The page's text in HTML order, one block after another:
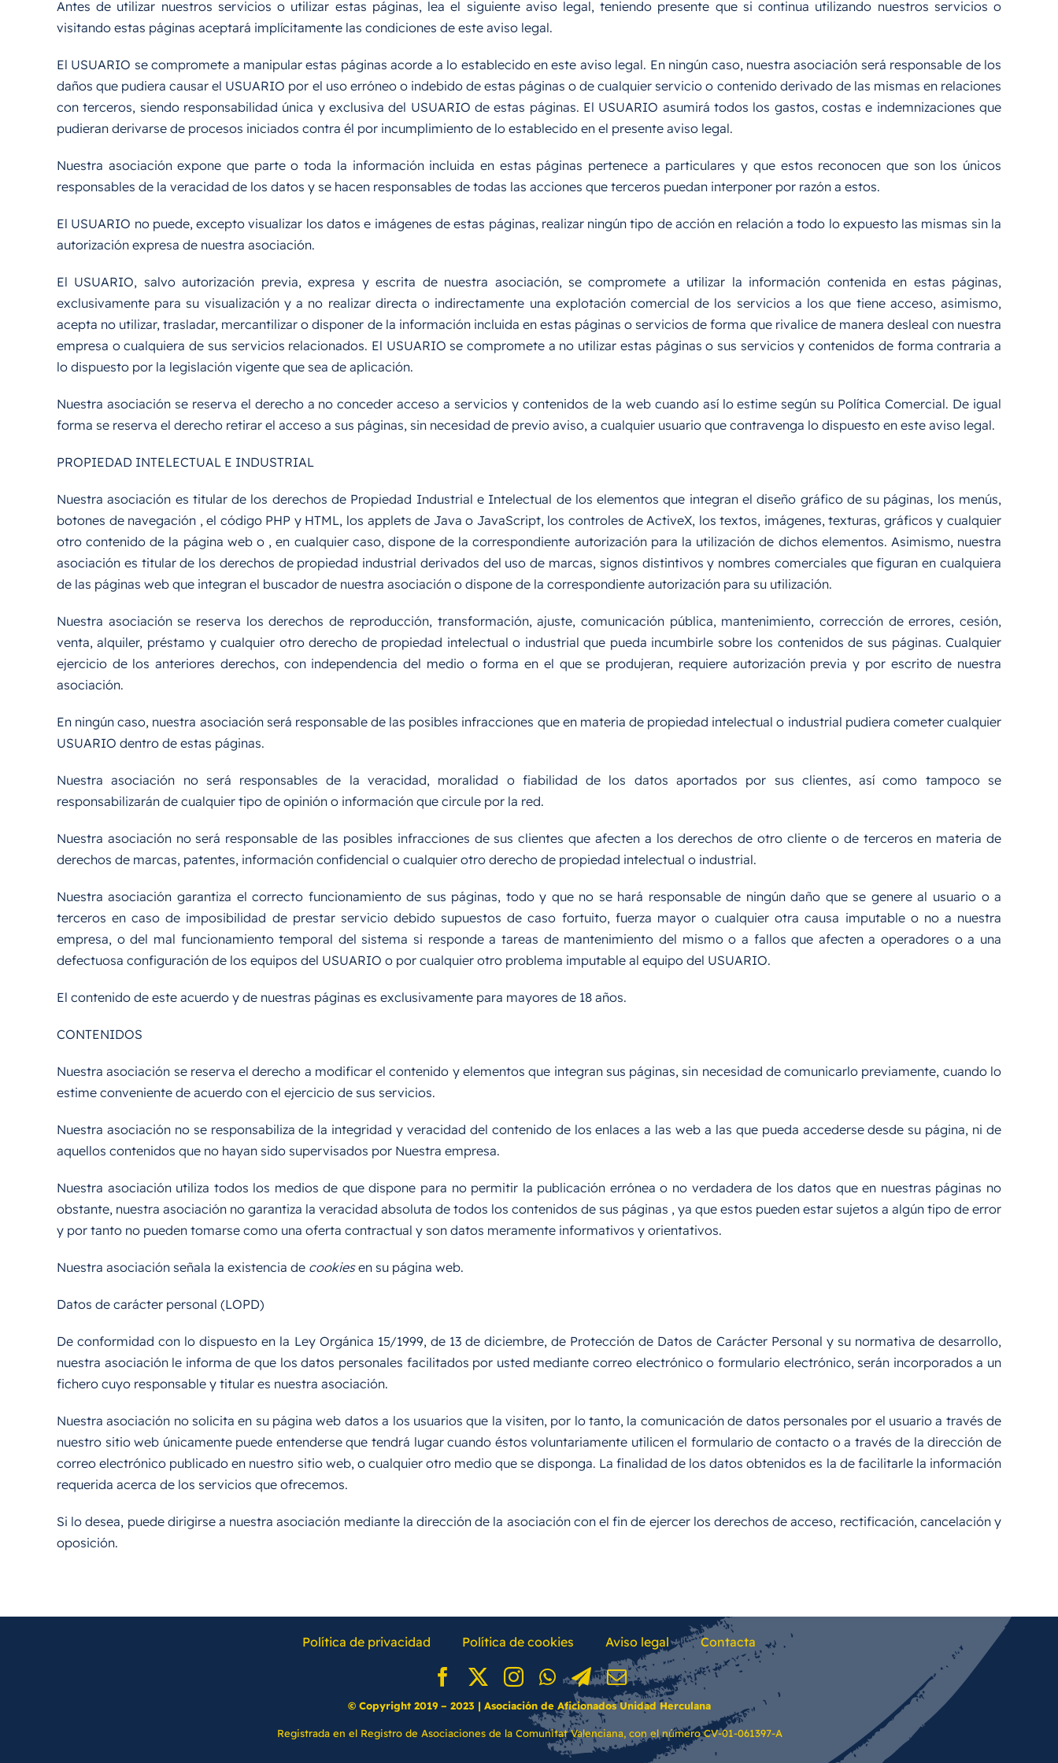
Antes de utilizar nuestros servicios o utilizar estas páginas, lea el siguiente aviso legal, teniendo presente que si continua utilizando nuestros servicios o
visitando estas páginas aceptará implícitamente las condiciones de este aviso legal.
El USUARIO se compromete a manipular estas páginas acorde a lo establecido en este aviso legal. En ningún caso, nuestra asociación será responsable de los
daños que pudiera causar el USUARIO por el uso erróneo o indebido de estas páginas o de cualquier servicio o contenido derivado de las mismas en relaciones
con terceros, siendo responsabilidad única y exclusiva del USUARIO de estas páginas. El USUARIO asumirá todos los gastos, costas e indemnizaciones que
pudieran derivarse de procesos iniciados contra él por incumplimiento de lo establecido en el presente aviso legal.
Nuestra asociación expone que parte o toda la información incluida en estas páginas pertenece a particulares y que estos reconocen que son los únicos
responsables de la veracidad de los datos y se hacen responsables de todas las acciones que terceros puedan interponer por razón a estos.
El USUARIO no puede, excepto visualizar los datos e imágenes de estas páginas, realizar ningún tipo de acción en relación a todo lo expuesto las mismas sin la
autorización expresa de nuestra asociación.
El USUARIO, salvo autorización previa, expresa y escrita de nuestra asociación, se compromete a utilizar la información contenida en estas páginas,
exclusivamente para su visualización y a no realizar directa o indirectamente una explotación comercial de los servicios a los que tiene acceso, asimismo,
acepta no utilizar, trasladar, mercantilizar o disponer de la información incluida en estas páginas o servicios de forma que rivalice de manera desleal con nuestra
empresa o cualquiera de sus servicios relacionados. El USUARIO se compromete a no utilizar estas páginas o sus servicios y contenidos de forma contraria a
lo dispuesto por la legislación vigente que sea de aplicación.
Nuestra asociación se reserva el derecho a no conceder acceso a servicios y contenidos de la web cuando así lo estime según su Política Comercial. De igual
forma se reserva el derecho retirar el acceso a sus páginas, sin necesidad de previo aviso, a cualquier usuario que contravenga lo dispuesto en este aviso legal.
PROPIEDAD INTELECTUAL E INDUSTRIAL
Nuestra asociación es titular de los derechos de Propiedad Industrial e Intelectual de los elementos que integran el diseño gráfico de su páginas, los menús,
botones de navegación , el código PHP y HTML, los applets de Java o JavaScript, los controles de ActiveX, los textos, imágenes, texturas, gráficos y cualquier
otro contenido de la página web o , en cualquier caso, dispone de la correspondiente autorización para la utilización de dichos elementos. Asimismo, nuestra
asociación es titular de los derechos de propiedad industrial derivados del uso de marcas, signos distintivos y nombres comerciales que figuran en cualquiera
de las páginas web que integran el buscador de nuestra asociación o dispone de la correspondiente autorización para su utilización.
Nuestra asociación se reserva los derechos de reproducción, transformación, ajuste, comunicación pública, mantenimiento, corrección de errores, cesión,
venta, alquiler, préstamo y cualquier otro derecho de propiedad intelectual o industrial que pueda incumbirle sobre los contenidos de sus páginas. Cualquier
ejercicio de los anteriores derechos, con independencia del medio o forma en el que se produjeran, requiere autorización previa y por escrito de nuestra
asociación.
En ningún caso, nuestra asociación será responsable de las posibles infracciones que en materia de propiedad intelectual o industrial pudiera cometer cualquier
USUARIO dentro de estas páginas.
Nuestra asociación no será responsables de la veracidad, moralidad o fiabilidad de los datos aportados por sus clientes, así como tampoco se
responsabilizarán de cualquier tipo de opinión o información que circule por la red.
Nuestra asociación no será responsable de las posibles infracciones de sus clientes que afecten a los derechos de otro cliente o de terceros en materia de
derechos de marcas, patentes, información confidencial o cualquier otro derecho de propiedad intelectual o industrial.
Nuestra asociación garantiza el correcto funcionamiento de sus páginas, todo y que no se hará responsable de ningún daño que se genere al usuario o a
terceros en caso de imposibilidad de prestar servicio debido supuestos de caso fortuito, fuerza mayor o cualquier otra causa imputable o no a nuestra
empresa, o del mal funcionamiento temporal del sistema si responde a tareas de mantenimiento del mismo o a fallos que afecten a operadores o a una
defectuosa configuración de los equipos del USUARIO o por cualquier otro problema imputable al equipo del USUARIO.
El contenido de este acuerdo y de nuestras páginas es exclusivamente para mayores de 18 años.
CONTENIDOS
Nuestra asociación se reserva el derecho a modificar el contenido y elementos que integran sus páginas, sin necesidad de comunicarlo previamente, cuando lo
estime conveniente de acuerdo con el ejercicio de sus servicios.
Nuestra asociación no se responsabiliza de la integridad y veracidad del contenido de los enlaces a las web a las que pueda accederse desde su página, ni de
aquellos contenidos que no hayan sido supervisados por Nuestra empresa.
Nuestra asociación utiliza todos los medios de que dispone para no permitir la publicación errónea o no verdadera de los datos que en nuestras páginas no
obstante, nuestra asociación no garantiza la veracidad absoluta de todos los contenidos de sus páginas , ya que estos pueden estar sujetos a algún tipo de error
y por tanto no pueden tomarse como una oferta contractual y son datos meramente informativos y orientativos.
Nuestra asociación señala la existencia de cookiesen su página web.
Datos de carácter personal (LOPD)
De conformidad con lo dispuesto en la Ley Orgánica 15/1999, de 13 de diciembre, de Protección de Datos de Carácter Personal y su normativa de desarrollo,
nuestra asociación le informa de que los datos personales facilitados por usted mediante correo electrónico o formulario electrónico, serán incorporados a un
fichero cuyo responsable y titular es nuestra asociación.
Nuestra asociación no solicita en su página web datos a los usuarios que la visiten, por lo tanto, la comunicación de datos personales por el usuario a través de
nuestro sitio web únicamente puede entenderse que tendrá lugar cuando éstos voluntariamente utilicen el formulario de contacto o a través de la dirección de
correo electrónico publicado en nuestro sitio web, o cualquier otro medio que se disponga. La finalidad de los datos obtenidos es la de facilitarle la información
requerida acerca de los servicios que ofrecemos.
Si lo desea, puede dirigirse a nuestra asociación mediante la dirección de la asociación con el fin de ejercer los derechos de acceso, rectificación, cancelación y
oposición.
Política de privacidad Política de cookies Aviso legal Contacta
© Copyright 2019 – 2023 | Asociación de Aficionados Unidad Herculana
Registrada en el Registro de Asociaciones de la Comunitat Valenciana, con el número CV-01-061397-A